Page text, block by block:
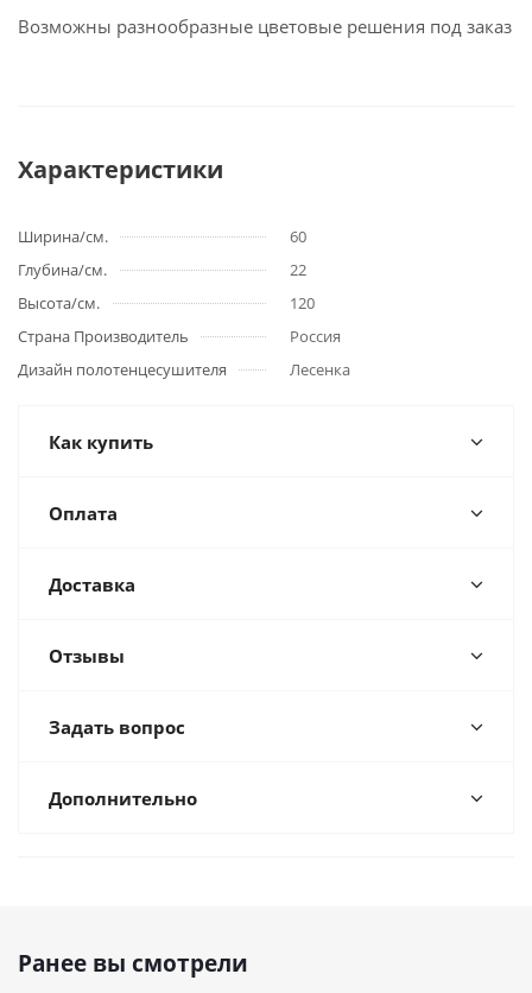
Возможны разнообразные цветовые решения под заказ
Характеристики
Ширина/см.
60
Глубина/см.
22
Высота/см.
120
Страна Производитель
Россия
Дизайн полотенцесушителя
Лесенка
Как купить
Оплата
Доставка
Отзывы
Задать вопрос
Дополнительно
Ранее вы смотрели